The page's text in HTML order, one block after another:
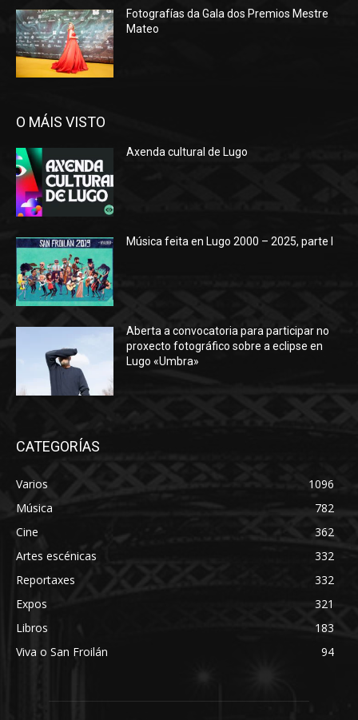
Fotografías da Gala dos Premios Mestre
Mateo
O MÁIS VISTO
Axenda cultural de Lugo
Música feita en Lugo 2000 – 2025, parte I
Aberta a convocatoria para participar no
proxecto fotográfico sobre a eclipse en
Lugo «Umbra»
CATEGORÍAS
Varios
1096
Música
782
Cine
362
Artes escénicas
332
Reportaxes
332
Expos
321
Libros
183
Viva o San Froilán
94